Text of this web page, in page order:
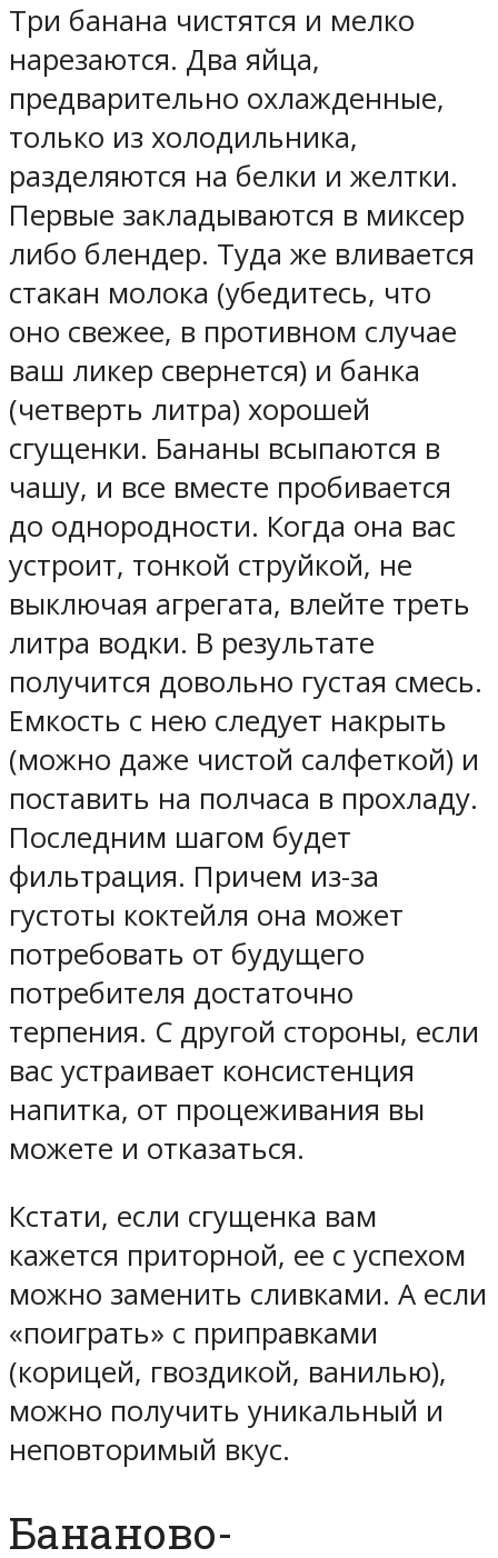
Три банана чистятся и мелко
нарезаются. Два яйца,
предварительно охлажденные,
только из холодильника,
разделяются на белки и желтки.
Первые закладываются в миксер
либо блендер. Туда же вливается
стакан молока (убедитесь, что
оно свежее, в противном случае
ваш ликер свернется) и банка
(четверть литра) хорошей
сгущенки. Бананы всыпаются в
чашу, и все вместе пробивается
до однородности. Когда она вас
устроит, тонкой струйкой, не
выключая агрегата, влейте треть
литра водки. В результате
получится довольно густая смесь.
Емкость с нею следует накрыть
(можно даже чистой салфеткой) и
поставить на полчаса в прохладу.
Последним шагом будет
фильтрация. Причем из-за
густоты коктейля она может
потребовать от будущего
потребителя достаточно
терпения. С другой стороны, если
вас устраивает консистенция
напитка, от процеживания вы
можете и отказаться.
Кстати, если сгущенка вам
кажется приторной, ее с успехом
можно заменить сливками. А если
«поиграть» с приправками
(корицей, гвоздикой, ванилью),
можно получить уникальный и
неповторимый вкус.
Бананово-